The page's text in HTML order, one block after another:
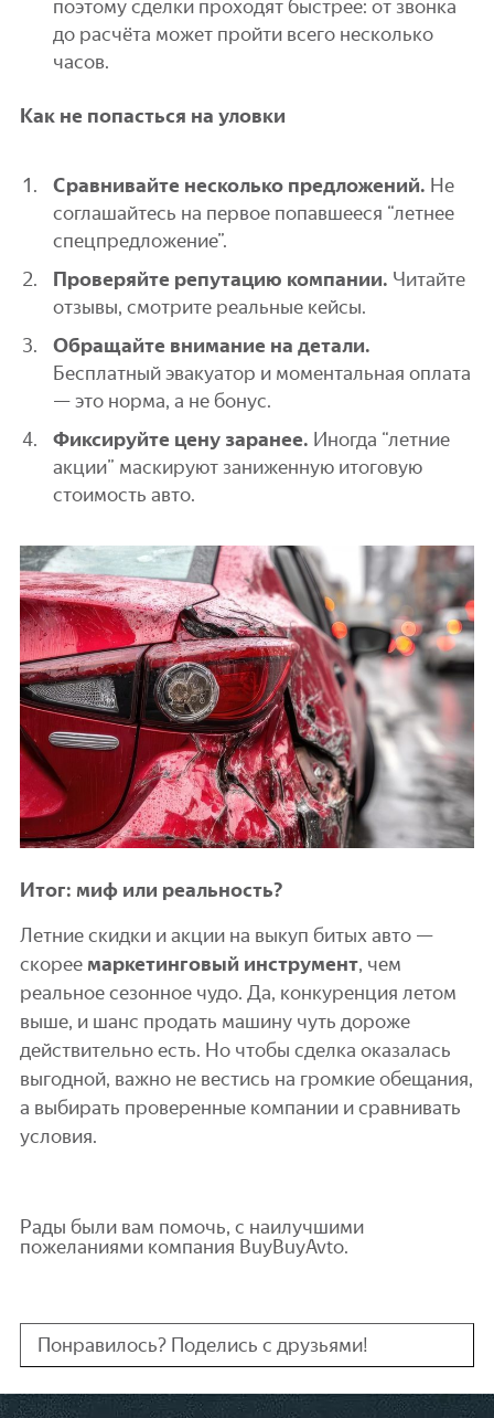
поэтому сделки проходят быстрее: от звонка
до расчёта может пройти всего несколько
часов.
Как не попасться на уловки
Сравнивайте несколько предложений. Не
соглашайтесь на первое попавшееся “летнее
спецпредложение”.
Проверяйте репутацию компании. Читайте
отзывы, смотрите реальные кейсы.
Обращайте внимание на детали.
Бесплатный эвакуатор и моментальная оплата
— это норма, а не бонус.
Фиксируйте цену заранее. Иногда “летние
акции” маскируют заниженную итоговую
стоимость авто.
Итог: миф или реальность?
Летние скидки и акции на выкуп битых авто —
скорее маркетинговый инструмент, чем
реальное сезонное чудо. Да, конкуренция летом
выше, и шанс продать машину чуть дороже
действительно есть. Но чтобы сделка оказалась
выгодной, важно не вестись на громкие обещания,
а выбирать проверенные компании и сравнивать
условия.
Рады были вам помочь, с наилучшими
пожеланиями компания BuyBuyAvto.
Понравилось? Поделись с друзьями!